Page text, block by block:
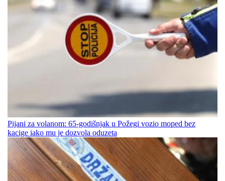
Pijani za volanom: 65-godišnjak u Požegi vozio moped bez
kacige iako mu je dozvola oduzeta